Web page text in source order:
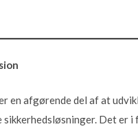
en afgørende del af at
sikkerhedsløsninger. Det er i